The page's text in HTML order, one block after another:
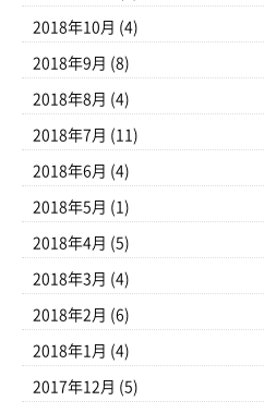
2018年10月 (4)
2018年9月 (8)
2018年8月 (4)
2018年7月 (11)
2018年6月 (4)
2018年5月 (1)
2018年4月 (5)
2018年3月 (4)
2018年2月 (6)
2018年1月 (4)
2017年12月 (5)